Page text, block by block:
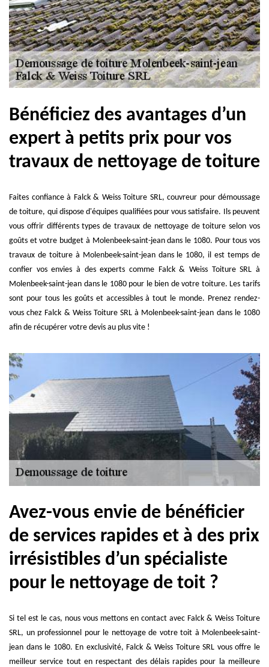
Bénéficiez des avantages d’un
expert à petits prix pour vos
travaux de nettoyage de toiture
Faites confiance à Falck & Weiss Toiture SRL, couvreur pour démoussage
de toiture, qui dispose d'équipes qualifiées pour vous satisfaire. Ils peuvent
vous offrir différents types de travaux de nettoyage de toiture selon vos
goûts et votre budget à Molenbeek-saint-jean dans le 1080. Pour tous vos
travaux de toiture à Molenbeek-saint-jean dans le 1080, il est temps de
confier vos envies à des experts comme Falck & Weiss Toiture SRL à
Molenbeek-saint-jean dans le 1080 pour le bien de votre toiture. Les tarifs
sont pour tous les goûts et accessibles à tout le monde. Prenez rendez-
vous chez Falck & Weiss Toiture SRL à Molenbeek-saint-jean dans le 1080
afin de récupérer votre devis au plus vite !
Avez-vous envie de bénéficier
de services rapides et à des prix
irrésistibles d’un spécialiste
pour le nettoyage de toit ?
Si tel est le cas, nous vous mettons en contact avec Falck & Weiss Toiture
SRL, un professionnel pour le nettoyage de votre toit à Molenbeek-saint-
jean dans le 1080. En exclusivité, Falck & Weiss Toiture SRL vous offre le
meilleur service tout en respectant des délais rapides pour la meilleure